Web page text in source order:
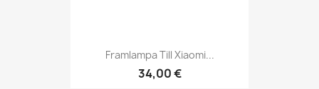
Framlampa Till Xiaomi...
34,00 €